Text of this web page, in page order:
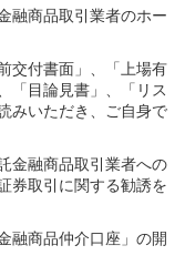
融商品取引業者のホー
交付書面」、「上場有
「目論見書」、「リス
みいただき、ご自身で
金融商品取引業者への
券取引に関する勧誘を
融商品仲介口座」の開